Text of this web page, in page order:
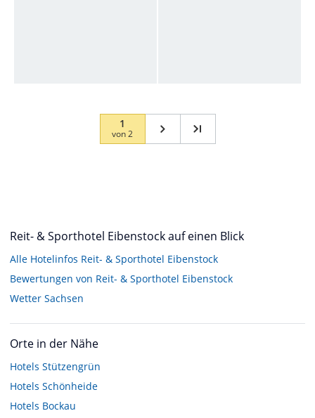
1
von2
Reit- & Sporthotel Eibenstock auf einen Blick
Alle Hotelinfos Reit- & Sporthotel Eibenstock
Bewertungen von Reit- & Sporthotel Eibenstock
Wetter Sachsen
Orte in der Nähe
Hotels Stützengrün
Hotels Schönheide
Hotels Bockau